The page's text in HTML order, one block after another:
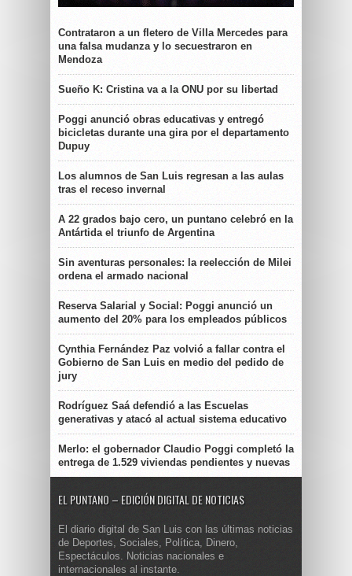
Contrataron a un fletero de Villa Mercedes para
una falsa mudanza y lo secuestraron en
Mendoza
Sueño K: Cristina va a la ONU por su libertad
Poggi anunció obras educativas y entregó
bicicletas durante una gira por el departamento
Dupuy
Los alumnos de San Luis regresan a las aulas
tras el receso invernal
A 22 grados bajo cero, un puntano celebró en la
Antártida el triunfo de Argentina
Sin aventuras personales: la reelección de Milei
ordena el armado nacional
Reserva Salarial y Social: Poggi anunció un
aumento del 20% para los empleados públicos
Cynthia Fernández Paz volvió a fallar contra el
Gobierno de San Luis en medio del pedido de
jury
Rodríguez Saá defendió a las Escuelas
generativas y atacó al actual sistema educativo
Merlo: el gobernador Claudio Poggi completó la
entrega de 1.529 viviendas pendientes y nuevas
EL PUNTANO – EDICIÓN DIGITAL DE NOTICIAS
El diario digital de San Luis con las últimas noticias
de Deportes, Sociales, Política, Dinero,
Espectáculos. Noticias nacionales e
internacionales al instante.